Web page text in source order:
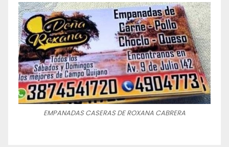
EMPANADAS CASERAS DE ROXANA CABRERA